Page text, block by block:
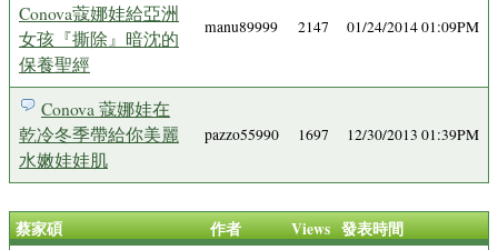
Conova蔻娜娃給亞洲
女孩『撕除』暗沈的
保養聖經
manu89999 2147 01/24/2014 01:09PM
Conova 蔻娜娃在
乾冷冬季帶給你美麗
水嫩娃娃肌
pazzo55990 1697 12/30/2013 01:39PM
蔡家碩 作者 Views 發表時間